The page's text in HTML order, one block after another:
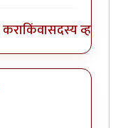
किंवासदस्य व्हा